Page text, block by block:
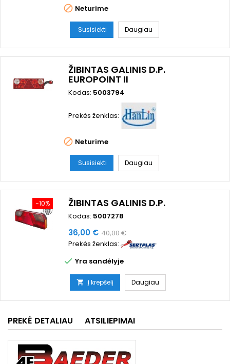
 Neturime
Susisiekti Daugiau
ŽIBINTAS GALINIS D.P.
EUROPOINT II
Kodas: 5003794
Prekės ženklas:
 Neturime
Susisiekti Daugiau
−10% ŽIBINTAS GALINIS D.P.
Kodas: 5007278
Kaina
36,00 € Bazinė
kaina
40,00 €
Prekės ženklas:
 Yra sandėlyje
 Į krepšelį Daugiau
PREKĖ DETALIAU ATSILIEPIMAI